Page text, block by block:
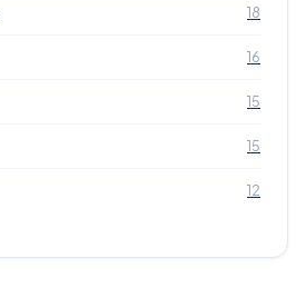
18
16
15
15
12